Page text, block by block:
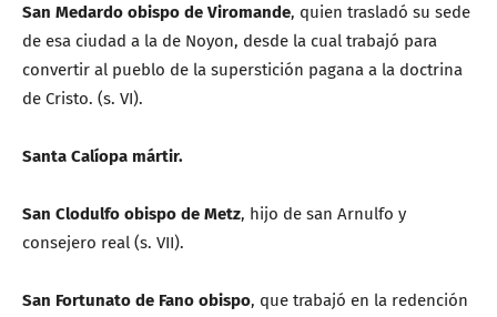
San Medardo obispo de Viromande, quien trasladó su sede
de esa ciudad a la de Noyon, desde la cual trabajó para
convertir al pueblo de la superstición pagana a la doctrina
de Cristo. (s. VI).
Santa Calíopa mártir.
San Clodulfo obispo de Metz, hijo de san Arnulfo y
consejero real (s. VII).
San Fortunato de Fano obispo, que trabajó en la redención